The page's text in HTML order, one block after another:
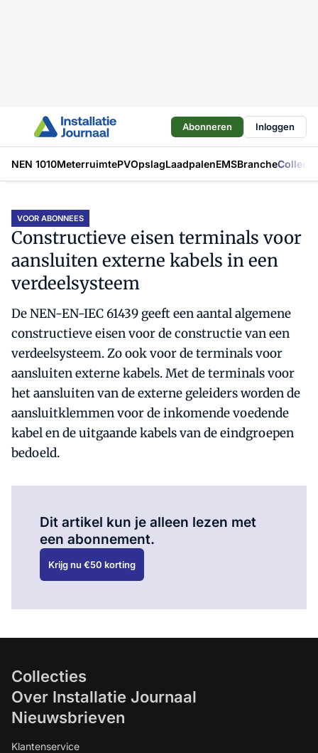
Abonneren Inloggen
NEN 1010MeterruimtePVOpslagLaadpalenEMSBranche
VOOR ABONNEES
Constructieve eisen terminals voor
aansluiten externe kabels in een
verdeelsysteem
De NEN-EN-IEC 61439 geeft een aantal algemene
constructieve eisen voor de constructie van een
verdeelsysteem. Zo ook voor de terminals voor
aansluiten externe kabels. Met de terminals voor
het aansluiten van de externe geleiders worden de
aansluitklemmen voor de inkomende voedende
kabel en de uitgaande kabels van de eindgroepen
bedoeld.
Dit artikel kun je alleen lezen met
een abonnement.
Krijg nu €50 korting
Collecties
Over Installatie Journaal
Nieuwsbrieven
Klantenservice